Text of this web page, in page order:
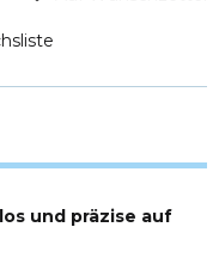
und präzise auf